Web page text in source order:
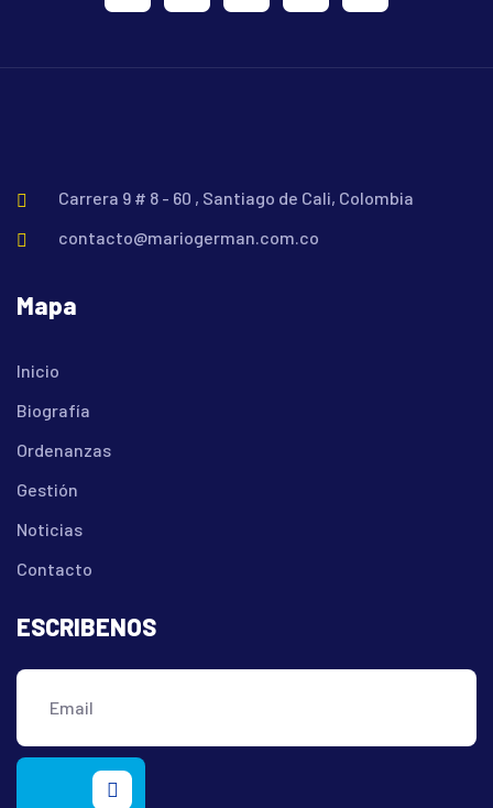
Carrera 9 # 8 - 60 , Santiago de Cali, Colombia
contacto@mariogerman.com.co
Mapa
Inicio
Biografía
Ordenanzas
Gestión
Noticias
Contacto
ESCRIBENOS